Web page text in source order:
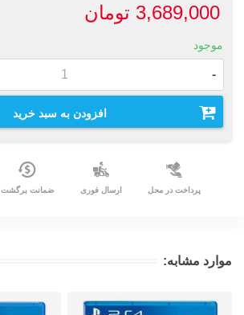
3,689,000 تومان
موجود
-
افزودن به سبد خرید
پرداخت در محل ارسال فوری ضمانت برگشت
موارد مشابه: